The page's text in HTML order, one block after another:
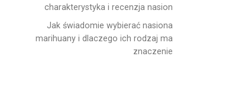
charakterystyka i recenzja nasion
Jak świadomie wybierać nasiona
marihuany i dlaczego ich rodzaj ma
znaczenie